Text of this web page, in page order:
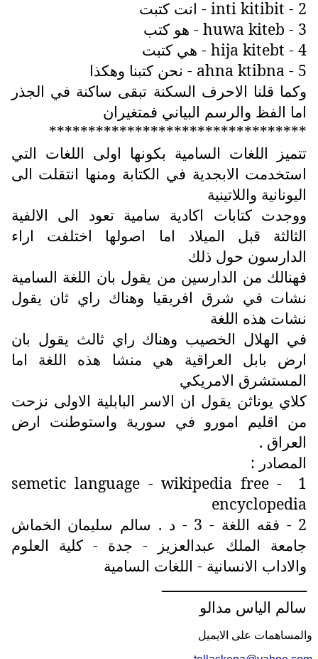
2 -
inti kitibit- انت كتبت
3 -
huwa kiteb- هو كتب
4 -
hija kitebt- هي كتبت
5 -
ahna ktibna - نحن كتبنا وهكذا
وكما قلنا الاحرف السكنة تبقى ساكنة في الجذر
اما الفظ والرسم البياني فمتغيران
*********************************
تتميز اللغات السامية بكونها اولى اللغات التي
استخدمت الابجدية في الكتابة ومنها انتقلت الى
اليونانية واللاتينية
ووجدت كتابات اكادية سامية تعود الى الالفية
الثالثة قبل الميلاد اما اصولها اختلفت اراء
الدارسون حول ذلك
فهنالك من الدارسين من يقول بان اللغة السامية
نشات في شرق افريقيا وهناك راي ثان يقول
نشات هذه اللغة
في الهلال الخصيب وهناك راي ثالث يقول بان
ارض بابل العراقية هي منشا هذه اللغة اما
المستشرق الامريكي
كلاي يوناثن يقول ان الاسر البابلية الاولى نزحت
من اقليم امورو في سورية واستوطنت ارض
العراق .
المصادر :
1 -
semetic language - wikipedia free
encyclopedia
2 - فقه اللغة - 3 - د . سالم سليمان الخماش
جامعة الملك عبدالعزيز - جدة - كلية العلوم
والاداب الانسانية - اللغات السامية
ــــــــــــــــــــــــــــــــــ
سالم الياس مدالو
والمساهمات علی الایمیل